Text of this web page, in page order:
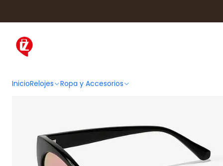
InicioRelojes Ropa y Accesorios